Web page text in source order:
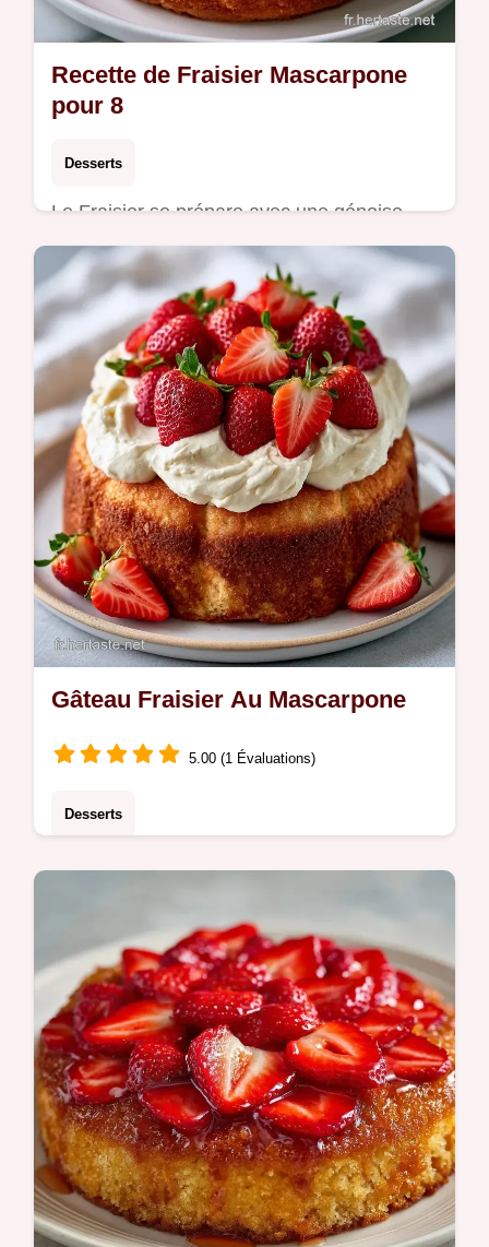
Recette de Fraisier Mascarpone
pour 8
Desserts
Le Fraisier se prépare avec une génoise
aérienne. Cette recette fraisier mascarpone
inclut un tableau de substitutions budget.
Prêt en 7h pour 8 personnes.
Gâteau Fraisier Au Mascarpone
5.00 (1 Évaluations)
Desserts
ce fraisier express avec notre calculateur de
portions. Prêt en 30 min.